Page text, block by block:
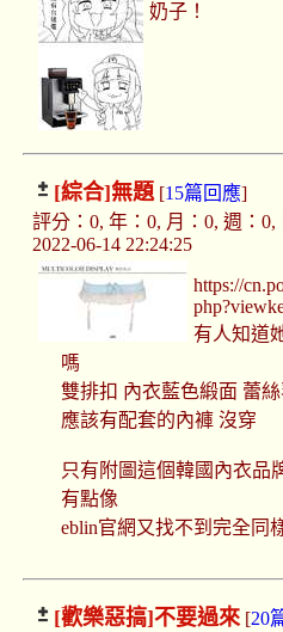
奶子！
[綜合]無題[15篇回應]
評分：0, 年：0, 月：0, 週：0,
2022-06-14 22:24:25
https://
有人知道
嗎
雙排扣 內衣藍色緞面 蕾
應該有配套的內褲 沒穿
只有附圖這個韓國內衣品
有點像
eblin官網又找不到完全同
[歡樂惡搞]不要過來[20